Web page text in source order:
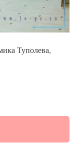
Туполева,